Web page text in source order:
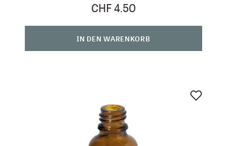
CHF 4.50
IN DEN WARENKORB